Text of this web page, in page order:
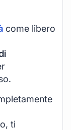
come libero
ti